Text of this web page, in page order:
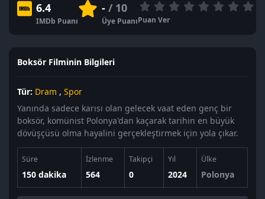
6.4
IMDb Puanı
-/ 10
Üye PuanıPuan Ver
Boksör Filminin Bilgileri
Tür: Dram , Spor
Yanında sadece karısı olan gelecek vaat eden genç bir
boksör, komünist Polonya'dan kaçarak tarihin en büyük
dövüşçüsü olma hayalini gerçekleştirmek için yola çıkar.
Süre
150 dakika
İzlenme
564
Takipçi
0
Yıl
2024
Ülke
Polonya